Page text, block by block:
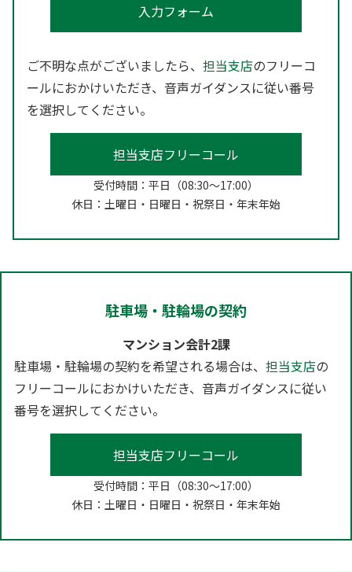
入力フォーム
ご不明な点がございましたら、 担当支店のフリーコ
ールにおかけいただき、音声ガイダンスに従い番号
を選択してください。
担当支店フリーコール
受付時間：平日（08:30～17:00）
休日：土曜日・日曜日・祝祭日・年末年始
駐車場・駐輪場の契約
マンション会計2課
駐車場・駐輪場の契約を希望される場合は、 担当支店の
フリーコールにおかけいただき、音声ガイダンスに従い
番号を選択してください。
担当支店フリーコール
受付時間：平日（08:30～17:00）
休日：土曜日・日曜日・祝祭日・年末年始